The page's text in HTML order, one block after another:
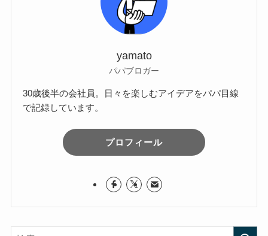
yamato
パパブロガー
30歳後半の会社員。日々を楽しむアイデアをパパ目線
で記録しています。
プロフィール